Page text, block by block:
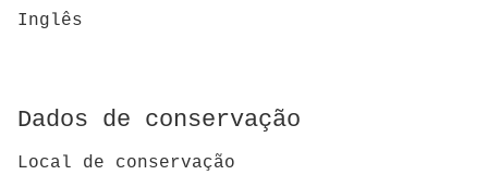
Inglês
Dados de conservação
Local de conservação